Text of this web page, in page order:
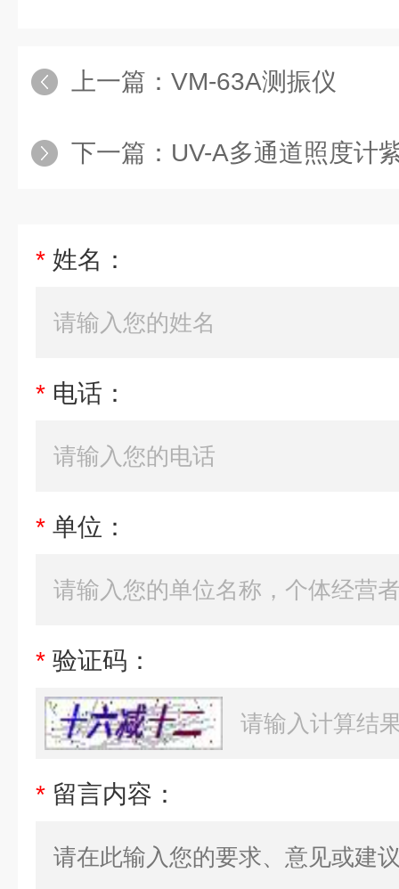
上一篇： VM-63A测振仪
下一篇： UV-A多通道照度计
* 姓名：
* 电话：
* 单位：
* 验证码：
* 留言内容：